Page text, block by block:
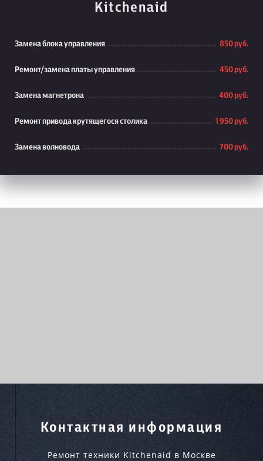
Kitchenaid
Замена блока управления 850 руб.
Ремонт/замена платы управления 450 руб.
Замена магнетрона 400 руб.
Ремонт привода крутящегося столика 1 950 руб.
Замена волновода 700 руб.
Контактная информация
Ремонт техники Kitchenaid в Москве